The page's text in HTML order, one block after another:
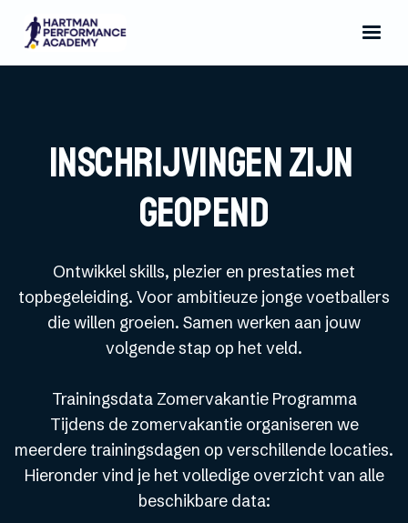
INSCHRIJVINGEN ZIJN
GEOPEND
Ontwikkel skills, plezier en prestaties met
topbegeleiding. Voor ambitieuze jonge voetballers
die willen groeien. Samen werken aan jouw
volgende stap op het veld.
Trainingsdata Zomervakantie Programma
Tijdens de zomervakantie organiseren we
meerdere trainingsdagen op verschillende locaties.
Hieronder vind je het volledige overzicht van alle
beschikbare data: